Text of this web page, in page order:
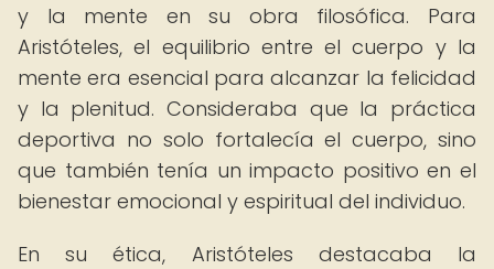
y la mente en su obra filosófica. Para
Aristóteles, el equilibrio entre el cuerpo y la
mente era esencial para alcanzar la felicidad
y la plenitud. Consideraba que la práctica
deportiva no solo fortalecía el cuerpo, sino
que también tenía un impacto positivo en el
bienestar emocional y espiritual del individuo.
En su ética, Aristóteles destacaba la